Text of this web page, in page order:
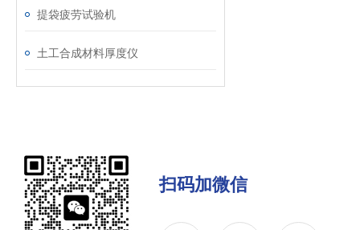
提袋疲劳试验机
土工合成材料厚度仪
扫码加微信